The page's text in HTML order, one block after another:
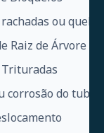
ou
Raiz de Árvore
corrosão do tubo